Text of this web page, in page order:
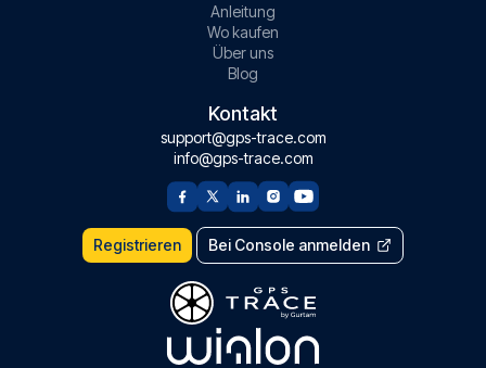
Anleitung
Wo kaufen
Über uns
Blog
Kontakt
support@gps-trace.com
info@gps-trace.com
Registrieren Bei Console anmelden